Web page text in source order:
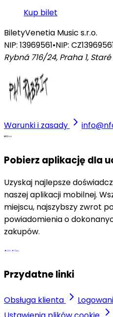
Kup bilet
BiletyVenetia Music s.r.o.
NIP: 13969561•NIP:
Rybná 716/24, Praha 1, Staré
Warunki i zasady
Pobierz aplikację dla
Uzyskaj najlepsze
naszej aplikacji mobilnej.
miejscu, najszybszy zwrot
powiadomienia o
zakupów.
Przydatne linki
Obsługa klienta